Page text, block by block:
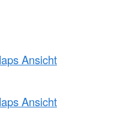
Ansicht
Ansicht